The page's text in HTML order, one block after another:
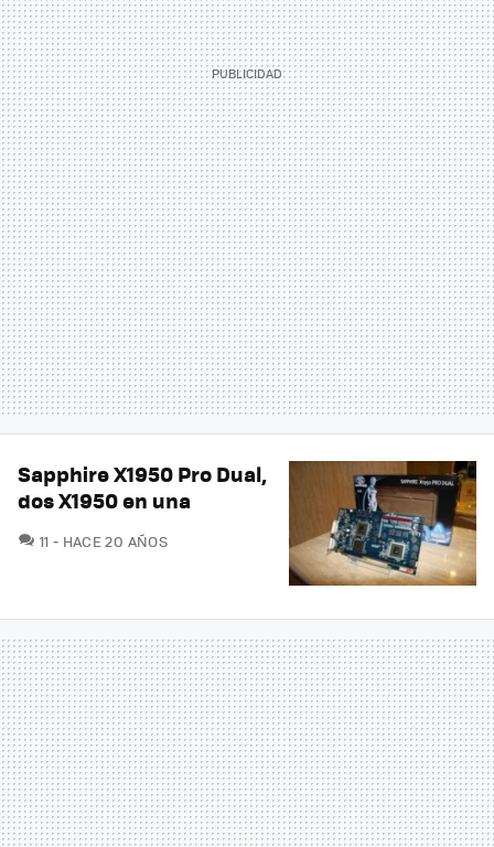
Sapphire X1950 Pro Dual,
dos X1950 en una
11 COMENTARIOS
HACE 20 AÑOS